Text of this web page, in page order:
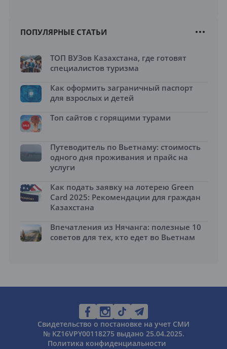
ПОПУЛЯРНЫЕ СТАТЬИ
ТОП ВУЗов Казахстана, где готовят
специалистов туризма
Как оформить заграничный паспорт
для взрослых и детей
Топ сайтов с горящими турами
Путеводитель по Вьетнаму: стоимость
одного дня проживания и прайс на
услуги
Как подать заявку на лотерею Green
Card 2025: Рекомендации для граждан
Казахстана
Впечатления из Нячанга: полезные 10
советов для тех, кто едет во Вьетнам
Свидетельство о постановке на учет СМИ
№ KZ16VPY00118275 выдано 25.04.2025.
Политика конфиденциальности